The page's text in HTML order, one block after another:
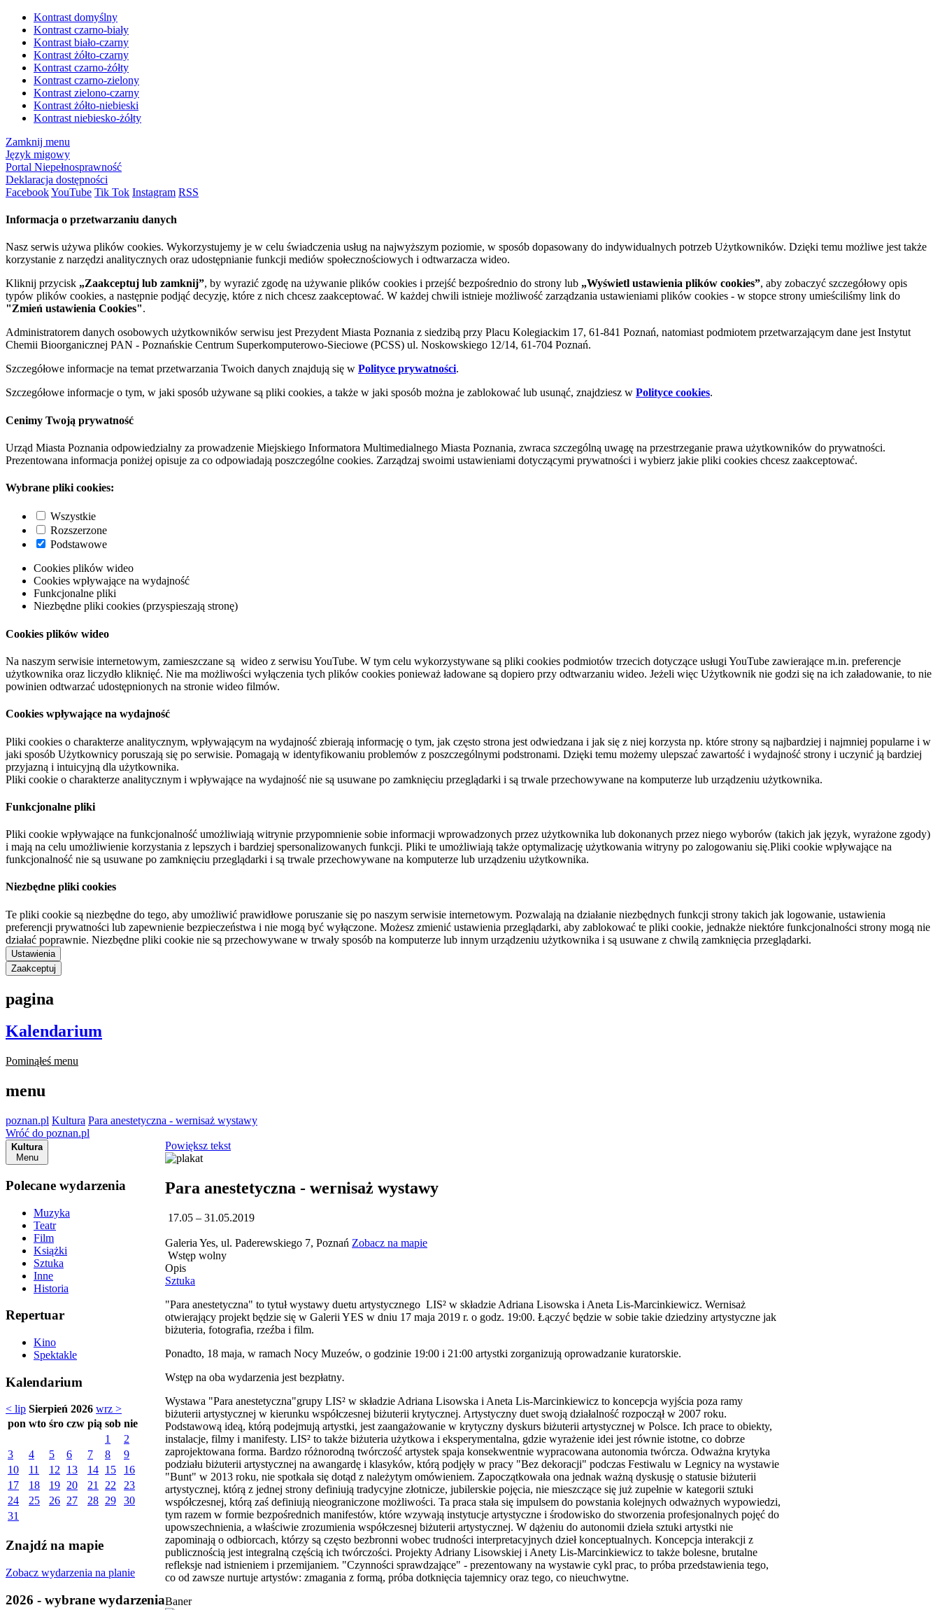
Kontrast domyślny
Kontrast czarno-biały
Kontrast biało-czarny
Kontrast żółto-czarny
Kontrast czarno-żółty
Kontrast czarno-zielony
Kontrast zielono-czarny
Kontrast żółto-niebieski
Kontrast niebiesko-żółty
Zamknij menu
Język migowy
Portal Niepełnosprawność
Deklaracja dostępności
FacebookYouTube Tik Tok Instagram RSS
Informacja o przetwarzaniu danych
Nasz serwis używa plików cookies. Wykorzystujemy je w celu świadczenia usług na najwyższym poziomie, w sposób dopasowany do indywidualnych potrzeb Użytkowników. Dzięki temu możliwe jest także
korzystanie z narzędzi analitycznych oraz udostępnianie funkcji mediów społecznościowych i odtwarzacza wideo.
Kliknij przycisk „Zaakceptuj lub zamknij”, by wyrazić zgodę na używanie plików cookies i przejść bezpośrednio do strony lub „Wyświetl ustawienia plików cookies”, aby zobaczyć szczegółowy opis
typów plików cookies, a następnie podjąć decyzję, które z nich chcesz zaakceptować. W każdej chwili istnieje możliwość zarządzania ustawieniami plików cookies - w stopce strony umieściliśmy link do
"Zmień ustawienia Cookies".
Administratorem danych osobowych użytkowników serwisu jest Prezydent Miasta Poznania z siedzibą przy Placu Kolegiackim 17, 61-841 Poznań, natomiast podmiotem przetwarzającym dane jest Instytut
Chemii Bioorganicznej PAN - Poznańskie Centrum Superkomputerowo-Sieciowe (PCSS) ul. Noskowskiego 12/14, 61-704 Poznań.
Szczegółowe informacje na temat przetwarzania Twoich danych znajdują się w Polityce prywatności.
Szczegółowe informacje o tym, w jaki sposób używane są pliki cookies, a także w jaki sposób można je zablokować lub usunąć, znajdziesz w Polityce cookies.
Cenimy Twoją prywatność
Urząd Miasta Poznania odpowiedzialny za prowadzenie Miejskiego Informatora Multimedialnego Miasta Poznania, zwraca szczególną uwagę na przestrzeganie prawa użytkowników do prywatności.
Prezentowana informacja poniżej opisuje za co odpowiadają poszczególne cookies. Zarządzaj swoimi ustawieniami dotyczącymi prywatności i wybierz jakie pliki cookies chcesz zaakceptować.
Wybrane pliki cookies:
Wszystkie
Rozszerzone
Podstawowe
Cookies plików wideo
Cookies wpływające na wydajność
Funkcjonalne pliki
Niezbędne pliki cookies (przyspieszają stronę)
Cookies plików wideo
Na naszym serwisie internetowym, zamieszczane są wideo z serwisu YouTube. W tym celu wykorzystywane są pliki cookies podmiotów trzecich dotyczące usługi YouTube zawierające m.in. preferencje
użytkownika oraz liczydło kliknięć. Nie ma możliwości wyłączenia tych plików cookies ponieważ ładowane są dopiero przy odtwarzaniu wideo. Jeżeli więc Użytkownik nie godzi się na ich załadowanie, to nie
powinien odtwarzać udostępnionych na stronie wideo filmów.
Cookies wpływające na wydajność
Pliki cookies o charakterze analitycznym, wpływającym na wydajność zbierają informację o tym, jak często strona jest odwiedzana i jak się z niej korzysta np. które strony są najbardziej i najmniej popularne i w
jaki sposób Użytkownicy poruszają się po serwisie. Pomagają w identyfikowaniu problemów z poszczególnymi podstronami. Dzięki temu możemy ulepszać zawartość i wydajność strony i uczynić ją bardziej
przyjazną i intuicyjną dla użytkownika.
Pliki cookie o charakterze analitycznym i wpływające na wydajność nie są usuwane po zamknięciu przeglądarki i są trwale przechowywane na komputerze lub urządzeniu użytkownika.
Funkcjonalne pliki
Pliki cookie wpływające na funkcjonalność umożliwiają witrynie przypomnienie sobie informacji wprowadzonych przez użytkownika lub dokonanych przez niego wyborów (takich jak język, wyrażone zgody)
i mają na celu umożliwienie korzystania z lepszych i bardziej spersonalizowanych funkcji. Pliki te umożliwiają także optymalizację użytkowania witryny po zalogowaniu się.Pliki cookie wpływające na
funkcjonalność nie są usuwane po zamknięciu przeglądarki i są trwale przechowywane na komputerze lub urządzeniu użytkownika.
Niezbędne pliki cookies
Te pliki cookie są niezbędne do tego, aby umożliwić prawidłowe poruszanie się po naszym serwisie internetowym. Pozwalają na działanie niezbędnych funkcji strony takich jak logowanie, ustawienia
preferencji prywatności lub zapewnienie bezpieczeństwa i nie mogą być wyłączone. Możesz zmienić ustawienia przeglądarki, aby zablokować te pliki cookie, jednakże niektóre funkcjonalności strony mogą nie
działać poprawnie. Niezbędne pliki cookie nie są przechowywane w trwały sposób na komputerze lub innym urządzeniu użytkownika i są usuwane z chwilą zamknięcia przeglądarki.
Ustawienia
Zaakceptuj
pagina
Kalendarium
Pominąłeś menu
menu
poznan.pl Kultura Para anestetyczna - wernisaż wystawy
Wróć do poznan.pl
Kultura
Menu
Polecane wydarzenia
Muzyka
Teatr
Film
Książki
Sztuka
Inne
Historia
Repertuar
Kino
Spektakle
Kalendarium
< lip Sierpień 2026 wrz >
pon wto śro czw pią sob nie
1
2
3
4 5 6 7 8
9
10
11 12 13 14 15
16
17
18 19 20 21 22
23
24
25 26 27 28 29
30
31
Znajdź na mapie
Zobacz wydarzenia na planie
2026 - wybrane wydarzenia
Powiększ tekst
Para anestetyczna - wernisaż wystawy
17.05 – 31.05.2019
Galeria Yes, ul. Paderewskiego 7, Poznań Zobacz na mapie
Wstęp wolny
Opis
Sztuka
"Para anestetyczna" to tytuł wystawy duetu artystycznego LIS² w składzie Adriana Lisowska i Aneta Lis-Marcinkiewicz. Wernisaż
otwierający projekt będzie się w Galerii YES w dniu 17 maja 2019 r. o godz. 19:00. Łączyć będzie w sobie takie dziedziny artystyczne jak
biżuteria, fotografia, rzeźba i film.
Ponadto, 18 maja, w ramach Nocy Muzeów, o godzinie 19:00 i 21:00 artystki zorganizują oprowadzanie kuratorskie.
Wstęp na oba wydarzenia jest bezpłatny.
Wystawa "Para anestetyczna"grupy LIS² w składzie Adriana Lisowska i Aneta Lis-Marcinkiewicz to koncepcja wyjścia poza ramy
biżuterii artystycznej w kierunku współczesnej biżuterii krytycznej. Artystyczny duet swoją działalność rozpoczął w 2007 roku.
Podstawową ideą, którą podejmują artystki, jest zaangażowanie w krytyczny dyskurs biżuterii artystycznej w Polsce. Ich prace to obiekty,
instalacje, filmy i manifesty. LIS² to także biżuteria użytkowa i eksperymentalna, gdzie wyrażenie idei jest równie istotne, co dobrze
zaprojektowana forma. Bardzo różnorodną twórczość artystek spaja konsekwentnie wypracowana autonomia twórcza. Odważna krytyka
podziału biżuterii artystycznej na awangardę i klasyków, którą podjęły w pracy "Bez dekoracji" podczas Festiwalu w Legnicy na wystawie
"Bunt" w 2013 roku, nie spotkała się dotąd z należytym omówieniem. Zapoczątkowała ona jednak ważną dyskusję o statusie biżuterii
artystycznej, którą z jednej strony definiują tradycyjne złotnicze, jubilerskie pojęcia, nie mieszczące się już zupełnie w kategorii sztuki
współczesnej, którą zaś definiują nieograniczone możliwości. Ta praca stała się impulsem do powstania kolejnych odważnych wypowiedzi,
tym razem w formie bezpośrednich manifestów, które wzywają instytucje artystyczne i środowisko do stworzenia profesjonalnych pojęć do
upowszechnienia, a właściwie zrozumienia współczesnej biżuterii artystycznej. W dążeniu do autonomii dzieła sztuki artystki nie
zapominają o odbiorcach, którzy są często bezbronni wobec trudności interpretacyjnych dzieł konceptualnych. Koncepcja interakcji z
publicznością jest integralną częścią ich twórczości. Projekty Adriany Lisowskiej i Anety Lis-Marcinkiewicz to także bolesne, brutalne
refleksje nad istnieniem i przemijaniem. "Czynności sprawdzające" - prezentowany na wystawie cykl prac, to próba przedstawienia tego,
co od zawsze nurtuje artystów: zmagania z formą, próba dotknięcia tajemnicy oraz tego, co nieuchwytne.
Baner